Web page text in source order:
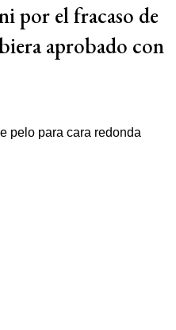
por el fracaso de
aprobado con